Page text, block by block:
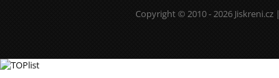
Copyright © 2010 - 2026 Jiskreni.cz |